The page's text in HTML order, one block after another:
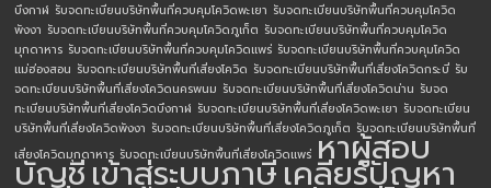
บึงกาฬ รับจดทะเบียนบริษัทพื้นที่ควบคุมโควิดพะเยา รับจดทะเบียนบริษัทพื้นที่ควบคุมโควิด
พังงา รับจดทะเบียนบริษัทพื้นที่ควบคุมโควิดภูเก็ต รับจดทะเบียนบริษัทพื้นที่ควบคุมโควิด
มุกดาหาร รับจดทะเบียนบริษัทพื้นที่ควบคุมโควิดแพร่ รับจดทะเบียนบริษัทพื้นที่ควบคุมโควิด
แม่ฮ่องสอน รับจดทะเบียนบริษัทพื้นที่เสี่ยงโควิด รับจดทะเบียนบริษัทพื้นที่เสี่ยงโควิดกระบี่ รับ
จดทะเบียนบริษัทพื้นที่เสี่ยงโควิดนครพนม รับจดทะเบียนบริษัทพื้นที่เสี่ยงโควิดน่าน รับจด
ทะเบียนบริษัทพื้นที่เสี่ยงโควิดบึงกาฬ รับจดทะเบียนบริษัทพื้นที่เสี่ยงโควิดพะเยา รับจดทะเบียน
บริษัทพื้นที่เสี่ยงโควิดพังงา รับจดทะเบียนบริษัทพื้นที่เสี่ยงโควิดภูเก็ต รับจดทะเบียนบริษัทพื้นที่
เสี่ยงโควิดมุกดาหาร รับจดทะเบียนบริษัทพื้นที่เสี่ยงโควิดแพร่ หาผู้สอบ
บัญชีเข้าสู่ระบบภาษีเคลียร์ปัญหา